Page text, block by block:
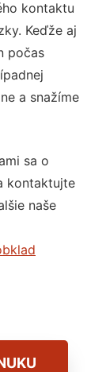
kontaktu
Keďže aj
počas
a snažíme
sa o
kontaktujte
naše